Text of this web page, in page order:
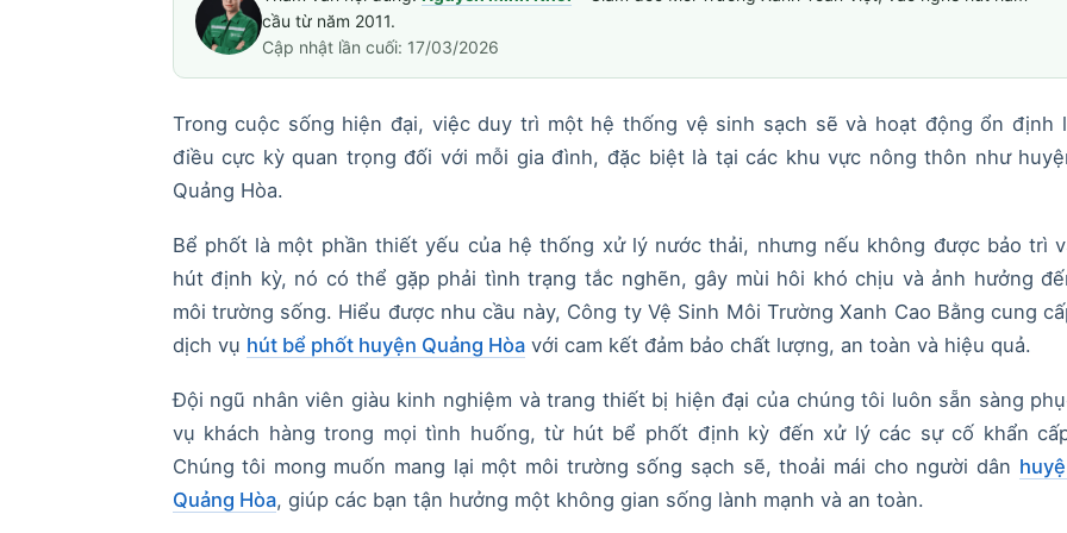
cầu từ năm 2011.
Cập nhật lần cuối: 17/03/2026
Trong cuộc sống hiện đại, việc duy trì một hệ thống vệ sinh sạch sẽ và hoạt động ổn định
điều cực kỳ quan trọng đối với mỗi gia đình, đặc biệt là tại các khu vực nông thôn như
Quảng Hòa.
Bể phốt là một phần thiết yếu của hệ thống xử lý nước thải, nhưng nếu không được bảo trì
hút định kỳ, nó có thể gặp phải tình trạng tắc nghẽn, gây mùi hôi khó chịu và ảnh hưởng
môi trường sống. Hiểu được nhu cầu này, Công ty Vệ Sinh Môi Trường Xanh Cao Bằng cung
dịch vụ hút bể phốt huyện Quảng Hòavới cam kết đảm bảo chất lượng, an toàn và hiệu quả.
Đội ngũ nhân viên giàu kinh nghiệm và trang thiết bị hiện đại của chúng tôi luôn sẵn sàng
vụ khách hàng trong mọi tình huống, từ hút bể phốt định kỳ đến xử lý các sự cố khẩn
Chúng tôi mong muốn mang lại một môi trường sống sạch sẽ, thoải mái cho người dân
Quảng Hòa, giúp các bạn tận hưởng một không gian sống lành mạnh và an toàn.